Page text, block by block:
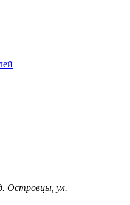
Островцы, ул.